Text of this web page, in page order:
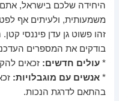
היחידה שלכם בישראל,
משמעותית, ולעיתים אף
זהו פשוט גן עדן פיננסי
בודקים את המספרים
*עולים חדשים: זכאים
*אנשים עם מוגבלויות:
בהתאם לדרגת הנכות.